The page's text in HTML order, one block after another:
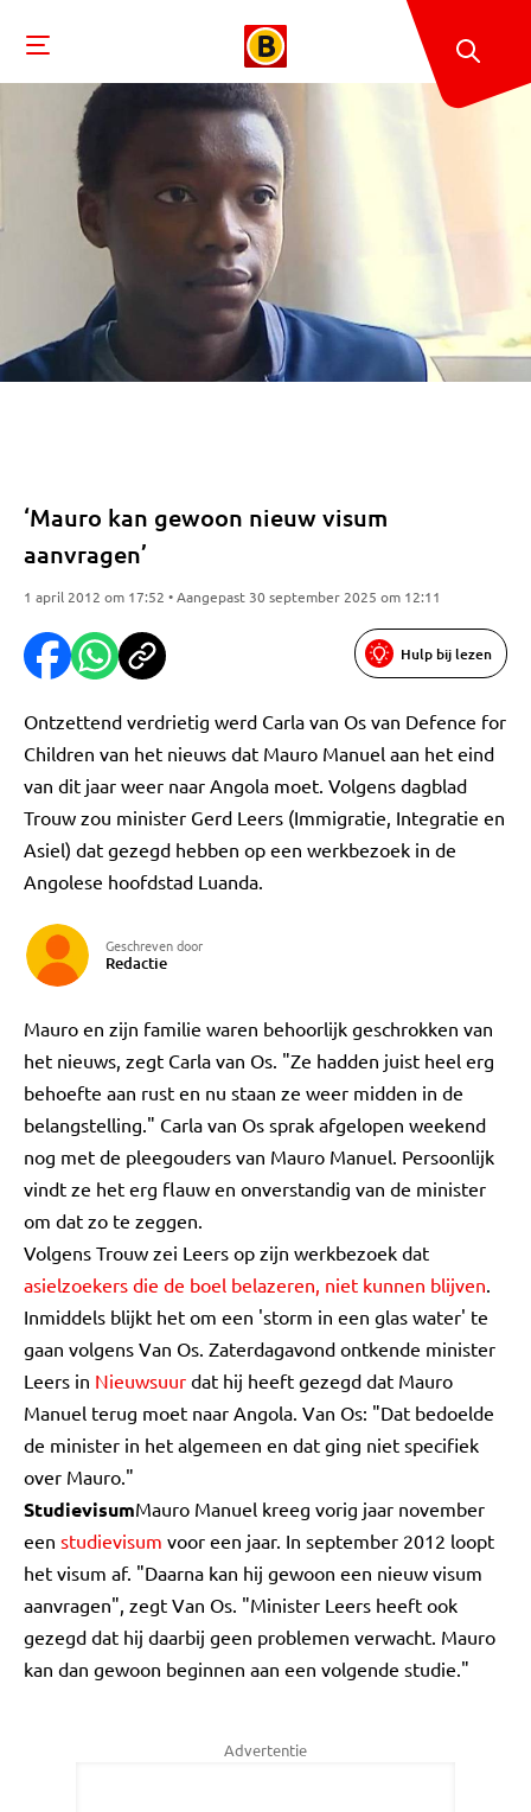
‘Mauro kan gewoon nieuw visum
aanvragen’
1 april 2012 om 17:52 • Aangepast 30 september 2025 om 12:11
Hulp bij lezen
Ontzettend verdrietig werd Carla van Os van Defence for
Children van het nieuws dat Mauro Manuel aan het eind
van dit jaar weer naar Angola moet. Volgens dagblad
Trouw zou minister Gerd Leers (Immigratie, Integratie en
Asiel) dat gezegd hebben op een werkbezoek in de
Angolese hoofdstad Luanda.
Geschreven door
Redactie
Mauro en zijn familie waren behoorlijk geschrokken van
het nieuws, zegt Carla van Os. "Ze hadden juist heel erg
behoefte aan rust en nu staan ze weer midden in de
belangstelling." Carla van Os sprak afgelopen weekend
nog met de pleegouders van Mauro Manuel. Persoonlijk
vindt ze het erg flauw en onverstandig van de minister
om dat zo te zeggen.
Volgens Trouw zei Leers op zijn werkbezoek dat
asielzoekers die de boel belazeren, niet kunnen blijven.
Inmiddels blijkt het om een 'storm in een glas water' te
gaan volgens Van Os. Zaterdagavond ontkende minister
Leers in Nieuwsuur dat hij heeft gezegd dat Mauro
Manuel terug moet naar Angola. Van Os: "Dat bedoelde
de minister in het algemeen en dat ging niet specifiek
over Mauro."
StudievisumMauro Manuel kreeg vorig jaar november
een studievisum voor een jaar. In september 2012 loopt
het visum af. "Daarna kan hij gewoon een nieuw visum
aanvragen", zegt Van Os. "Minister Leers heeft ook
gezegd dat hij daarbij geen problemen verwacht. Mauro
kan dan gewoon beginnen aan een volgende studie."
Advertentie